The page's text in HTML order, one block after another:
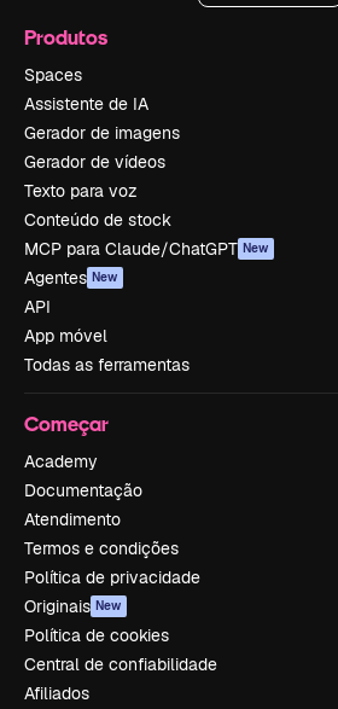
Produtos
Spaces
Assistente de IA
Gerador de imagens
Gerador de vídeos
Texto para voz
Conteúdo de stock
MCP para Claude/ChatGPT New
Agentes New
API
App móvel
Todas as ferramentas
Começar
Academy
Documentação
Atendimento
Termos e condições
Política de privacidade
Originais New
Política de cookies
Central de confiabilidade
Afiliados